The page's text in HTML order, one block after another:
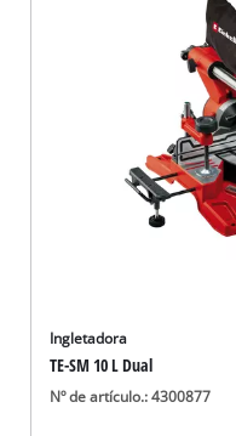
Ingletadora
TE-SM 10 L Dual
Nº de artículo.: 4300877